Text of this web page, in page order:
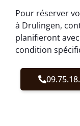
Pour réserver
à Drulingen,
planifieront
condition